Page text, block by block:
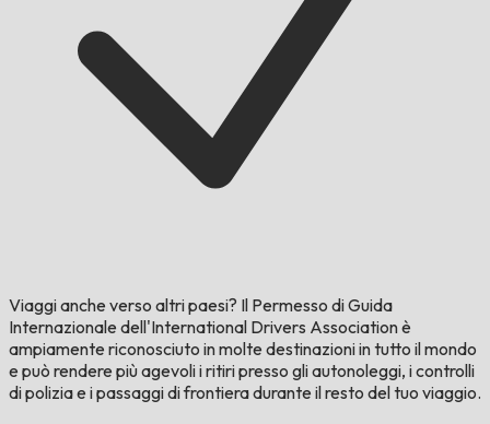
Viaggi anche verso altri paesi? Il Permesso di Guida
Internazionale dell'International Drivers Association è
ampiamente riconosciuto in molte destinazioni in tutto il mondo
e può rendere più agevoli i ritiri presso gli autonoleggi, i controlli
di polizia e i passaggi di frontiera durante il resto del tuo viaggio.